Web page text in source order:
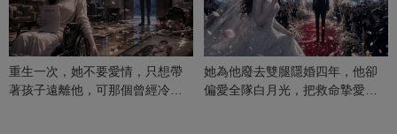
重生一次，她不要愛情，只想帶
著孩子遠離他，可那個曾經冷漠
她為他廢去雙腿隱婚四年，他卻
偏愛全隊白月光，把救命摯愛當